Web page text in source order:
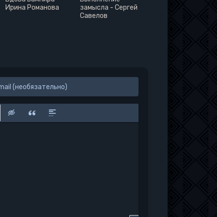
Ирина Романова
замысла - Сергей
Савелов